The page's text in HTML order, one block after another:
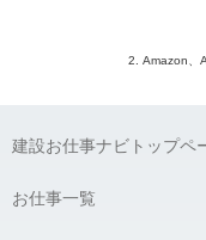
2. Amazon、
建設お仕事ナビトップペ
お仕事一覧